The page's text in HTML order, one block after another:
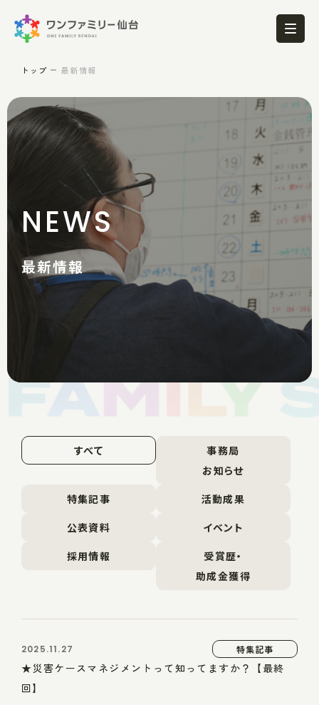
トップ 最新情報
NEWS
最新情報
すべて
事務局
お知らせ
特集記事
活動成果
公表資料
イベント
採用情報
受賞歴・
助成金獲得
2025.11.27 特集記事
★災害ケースマネジメントって知ってますか？【最終
回】